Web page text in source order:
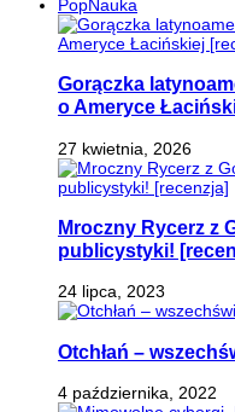
PopNauka
Gorączka
o Ameryce
27 kwietnia, 2026
Mroczny Rycerz z
publicystyki!
24 lipca, 2023
Otchłań –
4 października, 2022